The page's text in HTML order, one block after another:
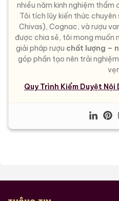
nhiều năm kinh nghiệm thẩm
Tôi tích lũy kiến thức
Chivas), Cognac, và rượu
được chia sẻ, tôi mong muốn
giải pháp rượu chất lượng –
góp phần tạo nên trải
Quy Trình Kiểm Duyệt